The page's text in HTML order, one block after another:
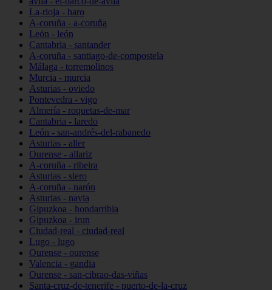
La-rioja - haro
A-coruña - a-coruña
León - león
Cantabria - santander
A-coruña - santiago-de-compostela
Málaga - torremolinos
Murcia - murcia
Asturias - oviedo
Pontevedra - vigo
Almería - roquetas-de-mar
Cantabria - laredo
León - san-andrés-del-rabanedo
Asturias - aller
Ourense - allariz
A-coruña - ribeira
Asturias - siero
A-coruña - narón
Asturias - navia
Gipuzkoa - hondarribia
Gipuzkoa - irun
Ciudad-real - ciudad-real
Lugo - lugo
Ourense - ourense
Valencia - gandia
Ourense - san-cibrao-das-viñas
Santa-cruz-de-tenerife - puerto-de-la-cruz